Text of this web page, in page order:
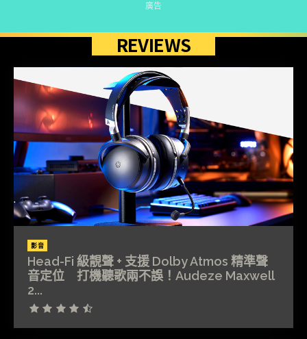
廣告
REVIEWS
影音
Head-Fi 級靚聲 + 支援 Dolby Atmos 精準聲
音定位 打機聽歌兩不誤！Audeze Maxwell
2...